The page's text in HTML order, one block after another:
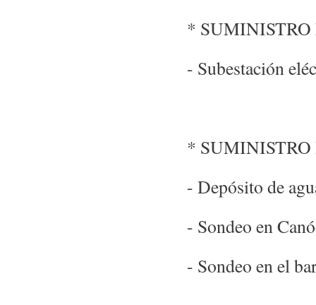
*
- Subestación
*
- Depósito de
- Sondeo en
- Sondeo en el